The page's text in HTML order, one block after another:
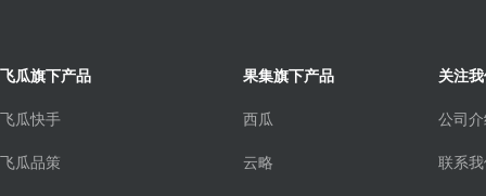
飞瓜旗下产品
飞瓜快手
飞瓜品策
果集旗下产品
西瓜
云略
关注
公司
联系